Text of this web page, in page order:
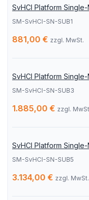
SvHCI Platform
SM-SvHCI-SN-SUB1
881,00 € zzgl. MwSt.
SvHCI Platform
SM-SvHCI-SN-SUB3
1.885,00 € zzgl.
SvHCI Platform
SM-SvHCI-SN-SUB5
3.134,00 € zzgl. MwSt.